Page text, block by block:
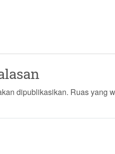
dipublikasikan. Ruas yang